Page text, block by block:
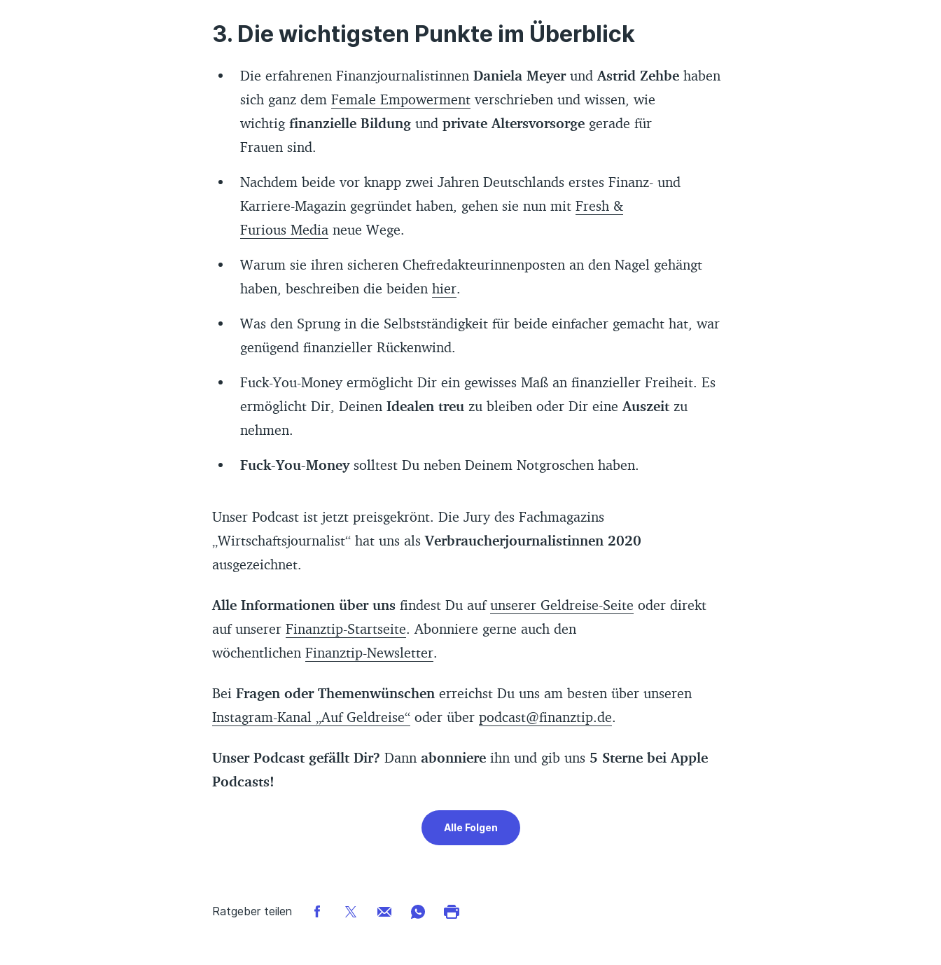
Die wichtigsten Punkte im Überblick
Die erfahrenen Finanzjournalistinnen Daniela MeyerundAstrid Zehbehaben
sich ganz dem Female Empowermentverschrieben und wissen, wie
wichtig finanzielle Bildungund private Altersvorsorgegerade für
Frauen sind.
Nachdem beide vor knapp zwei Jahren Deutschlands erstes Finanz- und
Karriere-Magazin gegründet haben, gehen sie nun mit Fresh &
Furious Medianeue Wege.
Warum sie ihren sicheren Chefredakteurinnenposten an den Nagel gehängt
haben, beschreiben die beiden hier.
Was den Sprung in die Selbstständigkeit für beide einfacher gemacht hat, war
genügend finanzieller Rückenwind.
Fuck-You-Money ermöglicht Dir ein gewisses Maß an finanzieller Freiheit. Es
ermöglicht Dir, Deinen Idealen treuzu bleiben oder Dir eineAuszeitzu
nehmen.
Fuck-You-Money solltest Du neben Deinem Notgroschen haben.
Unser Podcast ist jetzt preisgekrönt. Die Jury des Fachmagazins
„Wirtschaftsjournalist“ hat uns alsVerbraucherjournalistinnen 2020
ausgezeichnet.
Alle Informationen über unsfindest Du aufunserer Geldreise-Seite oder direkt
auf unserer Finanztip-Startseite. Abonniere gerne auch den
wöchentlichen Finanztip-Newsletter.
Bei Fragen oder Themenwünschenerreichst Du uns am besten über unseren
Instagram-Kanal „Auf Geldreise“oder über podcast@finanztip.de.
Unser Podcast gefällt Dir? Dann abonniere ihn und gib uns 5 Sterne bei Apple
Podcasts!
Alle Folgen
Ratgeber teilen